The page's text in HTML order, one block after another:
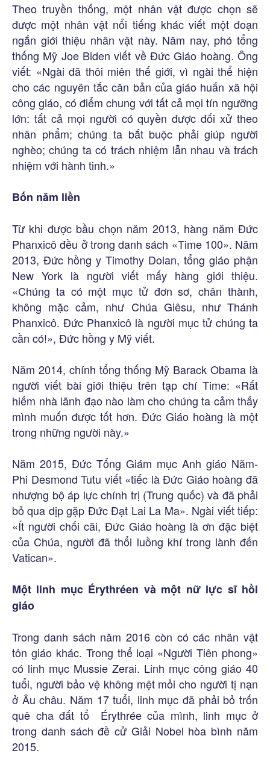
Theo truyền thống, một nhân vật được chọn sẽ
được một nhân vật nổi tiếng khác viết một đoạn
ngắn giới thiệu nhân vật này. Năm nay, phó tổng
thống Mỹ Joe Biden viết về Đức Giáo hoàng. Ông
viết: «Ngài đã thôi miên thế giới, vì ngài thể hiện
cho các nguyên tắc căn bản của giáo huấn xã hội
công giáo, có điểm chung với tất cả mọi tín ngưỡng
lớn: tất cả mọi người có quyền được đối xử theo
nhân phẩm; chúng ta bắt buộc phải giúp người
nghèo; chúng ta có trách nhiệm lẫn nhau và trách
nhiệm với hành tinh.»
Bốn năm liền
Từ khi được bầu chọn năm 2013, hàng năm Đức
Phanxicô đều ở trong danh sách «Time 100». Năm
2013, Đức hồng y Timothy Dolan, tổng giáo phận
New York là người viết mấy hàng giới thiệu.
«Chúng ta có một mục tử đơn sơ, chân thành,
không mặc cảm, như Chúa Giêsu, như Thánh
Phanxicô. Đức Phanxicô là người mục tử chúng ta
cần có!», Đức hồng y Mỹ viết.
Năm 2014, chính tổng thống Mỹ Barack Obama là
người viết bài giới thiệu trên tạp chí Time: «Rất
hiếm nhà lãnh đạo nào làm cho chúng ta cảm thấy
mình muốn được tốt hơn. Đức Giáo hoàng là một
trong những người này.»
Năm 2015, Đức Tổng Giám mục Anh giáo Năm-
Phi Desmond Tutu viết «tiếc là Đức Giáo hoàng đã
nhượng bộ áp lực chính trị (Trung quốc) và đã phải
bỏ qua dịp gặp Đức Đạt Lai La Ma». Ngài viết tiếp:
«Ít người chối cãi, Đức Giáo hoàng là ơn đặc biệt
của Chúa, người đã thổi luồng khí trong lành đến
Vatican».
Một linh mục Érythréen và một nữ lực sĩ hồi
giáo
Trong danh sách năm 2016 còn có các nhân vật
tôn giáo khác. Trong thể loại «Người Tiên phong»
có linh mục Mussie Zerai. Linh mục công giáo 40
tuổi, người bảo vệ không mệt mỏi cho người tị nạn
ở Âu châu. Năm 17 tuổi, linh mục đã phải bỏ trốn
quê cha đất tổ Érythrée của mình, linh mục ở
trong danh sách đề cử Giải Nobel hòa bình năm
2015.